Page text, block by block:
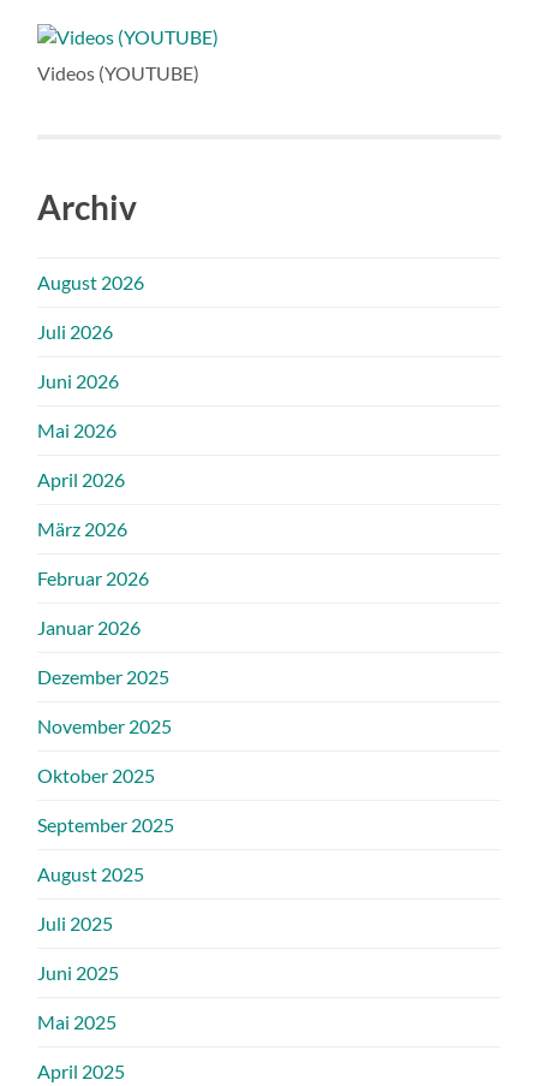
Videos (YOUTUBE)
Archiv
August 2026
Juli 2026
Juni 2026
Mai 2026
April 2026
März 2026
Februar 2026
Januar 2026
Dezember 2025
November 2025
Oktober 2025
September 2025
August 2025
Juli 2025
Juni 2025
Mai 2025
April 2025